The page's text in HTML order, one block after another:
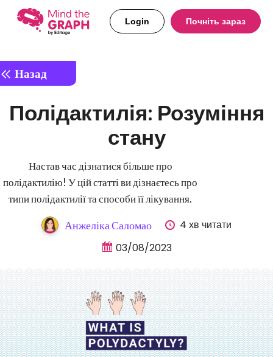
Login Почніть зараз
Назад
Полідактилія: Розуміння
стану
Настав час дізнатися більше про
полідактилію! У цій статті ви дізнаєтесь про
типи полідактилії та способи її лікування.
Анжеліка Саломао
4 хв читати
03/08/2023